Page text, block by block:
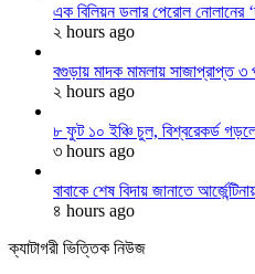
এক বিলিয়ন ডলার পেরোল নোলানের
২ hours ago
বগুড়ায় মাদক মামলায় সাজাপ্রাপ্ত
২ hours ago
৮ ফুট ১০ ইঞ্চি চুল, বিশ্বরেকর্ড
৩ hours ago
বাবাকে শেষ বিদায় জানাতে
৪ hours ago
ক্যাটাগরী ভিত্তিক নিউজ